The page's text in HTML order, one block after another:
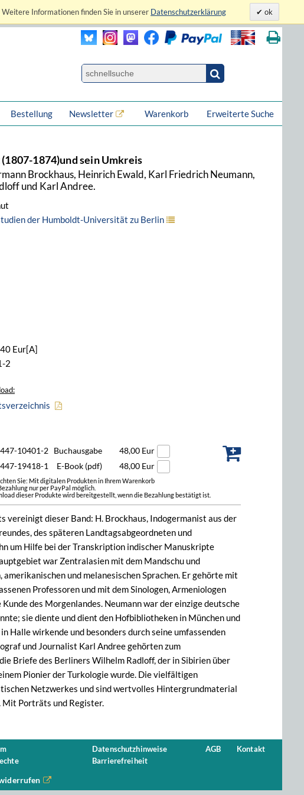
Informationen finden Sie in unserer Datenschutzerklärung ok
Bestellung Newsletter Erweiterte Suche
Warenkorb
1874)und sein Umkreis
Brockhaus, Heinrich Ewald, Karl Friedrich Neumann,
und Karl Andree.
der Humboldt-Universität zu Berlin
Eur[A]
2
10401-2 Buchausgabe
48,00 Eur
19418-1
E-Book (pdf) 48,00 Eur
Sie: Mit digitalen Produkten in Ihrem Warenkorb
nur per PayPal möglich.
dieser Produkte wird bereitgestellt, wenn die Bezahlung bestätigt ist.
vereinigt dieser Band: H. Brockhaus, Indogermanist aus der
des späteren Landtagsabgeordneten und
um Hilfe bei der Transkription indischer Manuskripte
war Zentralasien mit dem Mandschu und
und melanesischen Sprachen. Er gehörte mit
Professoren und mit dem Sinologen, Armeniologen
des Morgenlandes. Neumann war der einzige deutsche
sie diente und dient den Hofbibliotheken in München und
Halle wirkende und besonders durch seine umfassenden
und Journalist Karl Andree gehörten zum
Briefe des Berliners Wilhelm Radloff, der in Sibirien über
Pionier der Turkologie wurde. Die vielfältigen
Netzwerkes und sind wertvolles Hintergrundmaterial
Mit Porträts und Register.
Datenschutzhinweise
Barrierefreiheit
AGB Kontakt